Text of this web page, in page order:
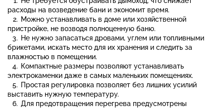
расходы на возведение бани и экономит время.
Можно устанавливать в доме или хозяйственной
пристройке, не возводя полноценную баню.
Не нужно запасаться дровами, углем или топливными
брикетами, искать место для их хранения и следить за
влажностью в помещении.
Компактные размеры позволяют устанавливать
электрокаменки даже в самых маленьких помещениях.
Простая регулировка позволяет без лишних усилий
выставить нужную температуру.
Для предотвращения перегрева предусмотрены